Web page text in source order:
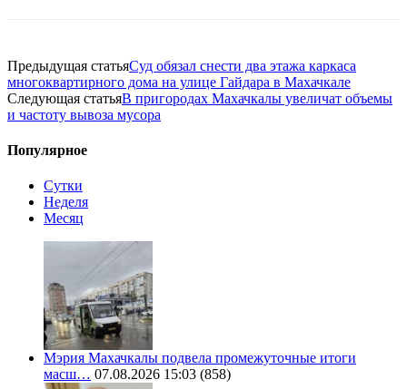
Предыдущая статьяСуд обязал снести два этажа каркаса
многоквартирного дома на улице Гайдара в Махачкале
Следующая статьяВ пригородах Махачкалы увеличат объемы
и частоту вывоза мусора
Популярное
Сутки
Неделя
Месяц
Мэрия Махачкалы подвела промежуточные итоги
масш… 07.08.2026 15:03 (858)